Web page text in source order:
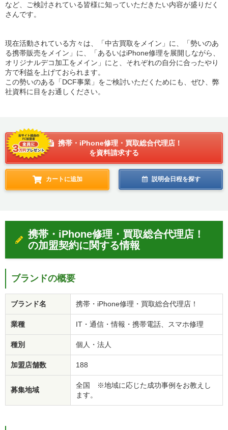
など、ご検討されている皆様に知っていただきたい内容が盛りだく
さんです。
現在活動されている方々は、「中古買取をメイン」に、「勢いのあ
る携帯販売をメイン」に、「あるいはiPhone修理を展開しながら、
オリジナルデコ加工をメイン」にと、それぞれの自分に合ったやり
方で利益を上げておられます。
この勢いのある「DCF事業」をご検討いただくためにも、ぜひ、弊
社資料に目をお通しください。
携帯・iPhone修理・買取総合代理店！
を資料請求する
カートに追加 説明会日程を探す
携帯・iPhone修理・買取総合代理店！
の加盟契約に関する情報
ブランドの概要
ブランド名 携帯・iPhone修理・買取総合代理店！
業種 IT・通信・情報・携帯電話、スマホ修理
種別 個人・法人
加盟店舗数 188
募集地域
全国 ※地域に応じた成功事例をお教えし
ます。